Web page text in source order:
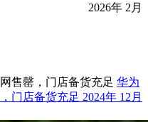
2026年 2月
华为
门店备货充足 2024年 12月